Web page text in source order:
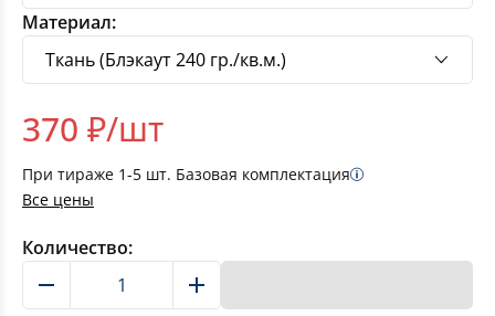
Материал:
370 ₽/шт
При тираже 1-5 шт. Базовая комплектация
Все цены
Количество: